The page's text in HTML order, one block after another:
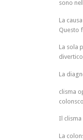
sono
La
Questo
La sola
La
clisma
Il
La